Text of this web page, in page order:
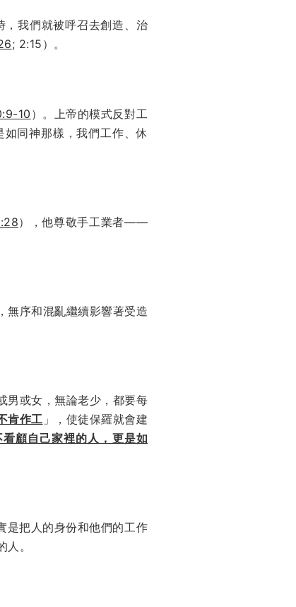
，我們就被呼召去創造、治
; 2:15）。
10 ）。上帝的模式反對工
同神那樣，我們工作、休
），他尊敬手工業者——
無序和混亂繼續影響著受造
男或女，無論老少，都要每
肯作工 」，使徒保羅就會建
顧自己家裡的人，更是如
是把人的身份和他們的工作
。